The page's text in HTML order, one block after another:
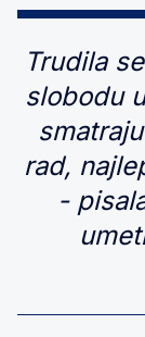
Trudila
slobodu
rad,
-